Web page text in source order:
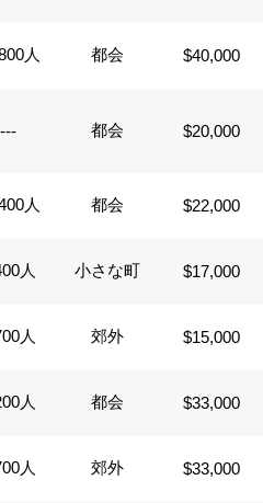
人 都会 $40,000
--- 都会 $20,000
人 都会 $22,000
人 小さな町 $17,000
人 郊外 $15,000
人 都会 $33,000
人 郊外 $33,000